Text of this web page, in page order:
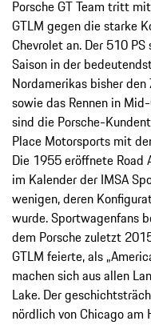
Porsche GT Team tritt
GTLM gegen die starke
Chevrolet an. Der 510
Saison in der
Nordamerikas bisher
sowie das Rennen in
sind die Porsche-
Place Motorsports mit
Die 1955 eröffnete Road
im Kalender der IMSA
wenigen, deren
wurde. Sportwagenfans
dem Porsche zuletzt
GTLM feierte, als
machen sich aus allen
Lake. Der
nördlich von Chicago am